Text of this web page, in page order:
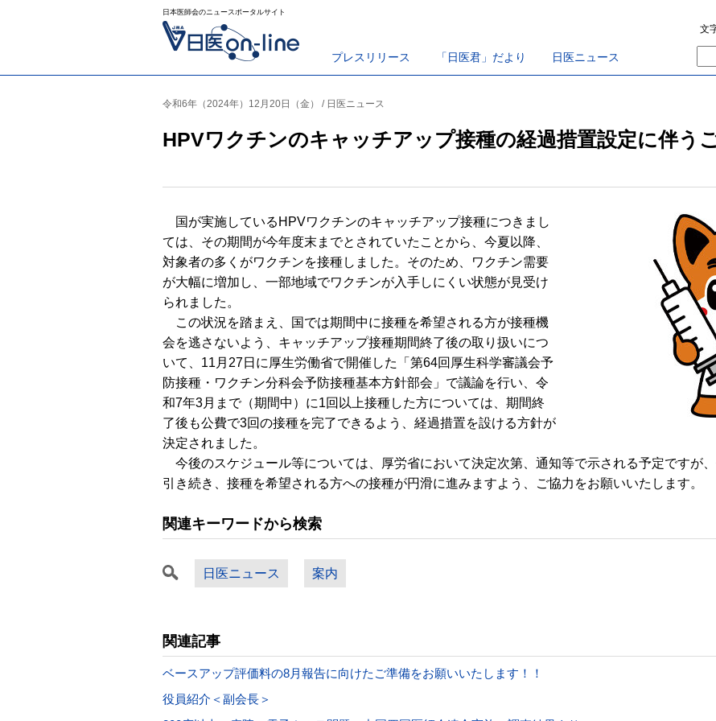
日本医師会のニュースポータルサイト
プレスリリース 「日医君」だより 日医ニュース
文
令和6年（2024年）12月20日（金） / 日医ニュース
HPVワクチンのキャッチアップ接種の経過措置設定に伴う
国が実施しているHPVワクチンのキャッチアップ接種につきまし
ては、その期間が今年度末までとされていたことから、今夏以降、
対象者の多くがワクチンを接種しました。そのため、ワクチン需要
が大幅に増加し、一部地域でワクチンが入手しにくい状態が見受け
られました。
この状況を踏まえ、国では期間中に接種を希望される方が接種機
会を逃さないよう、キャッチアップ接種期間終了後の取り扱いにつ
いて、11月27日に厚生労働省で開催した「第64回厚生科学審議会予
防接種・ワクチン分科会予防接種基本方針部会」で議論を行い、令
和7年3月まで（期間中）に1回以上接種した方については、期間終
了後も公費で3回の接種を完了できるよう、経過措置を設ける方針が
決定されました。
今後のスケジュール等については、厚労省において決定次第、通知等で示される予定ですが
引き続き、接種を希望される方への接種が円滑に進みますよう、ご協力をお願いいたします。
関連キーワードから検索
日医ニュース 案内
関連記事
ベースアップ評価料の8月報告に向けたご準備をお願いいたします！！
役員紹介＜副会長＞